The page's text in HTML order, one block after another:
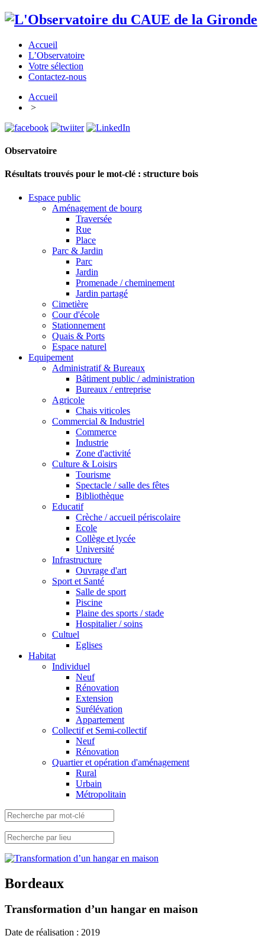
Accueil
L’Observatoire
Votre sélection
Contactez-nous
Accueil
>
Observatoire
Résultats trouvés pour le mot-clé : structure bois
Espace public
Aménagement de bourg
Traversée
Rue
Place
Parc & Jardin
Parc
Jardin
Promenade / cheminement
Jardin partagé
Cimetière
Cour d'école
Stationnement
Quais & Ports
Espace naturel
Equipement
Administratif & Bureaux
Bâtiment public / administration
Bureaux / entreprise
Agricole
Chais viticoles
Commercial & Industriel
Commerce
Industrie
Zone d'activité
Culture & Loisirs
Tourisme
Spectacle / salle des fêtes
Bibliothèque
Educatif
Crèche / accueil périscolaire
Ecole
Collège et lycée
Université
Infrastructure
Ouvrage d'art
Sport et Santé
Salle de sport
Piscine
Plaine des sports / stade
Hospitalier / soins
Cultuel
Eglises
Habitat
Individuel
Neuf
Rénovation
Extension
Surélévation
Appartement
Collectif et Semi-collectif
Neuf
Rénovation
Quartier et opération d'aménagement
Rural
Urbain
Métropolitain
Bordeaux
Transformation d’un hangar en maison
Date de réalisation : 2019